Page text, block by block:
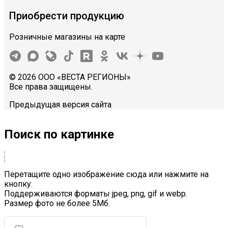
Приобрести продукцию
Розничные магазины на карте
© 2026 ООО «ВЕСТА РЕГИОНЫ»
Все права защищены.
Предыдущая версия сайта
Поиск по картинке
Перетащите одно изображение сюда или нажмите на
кнопку.
Поддерживаются форматы jpeg, png, gif и webp.
Размер фото не более 5Mб.